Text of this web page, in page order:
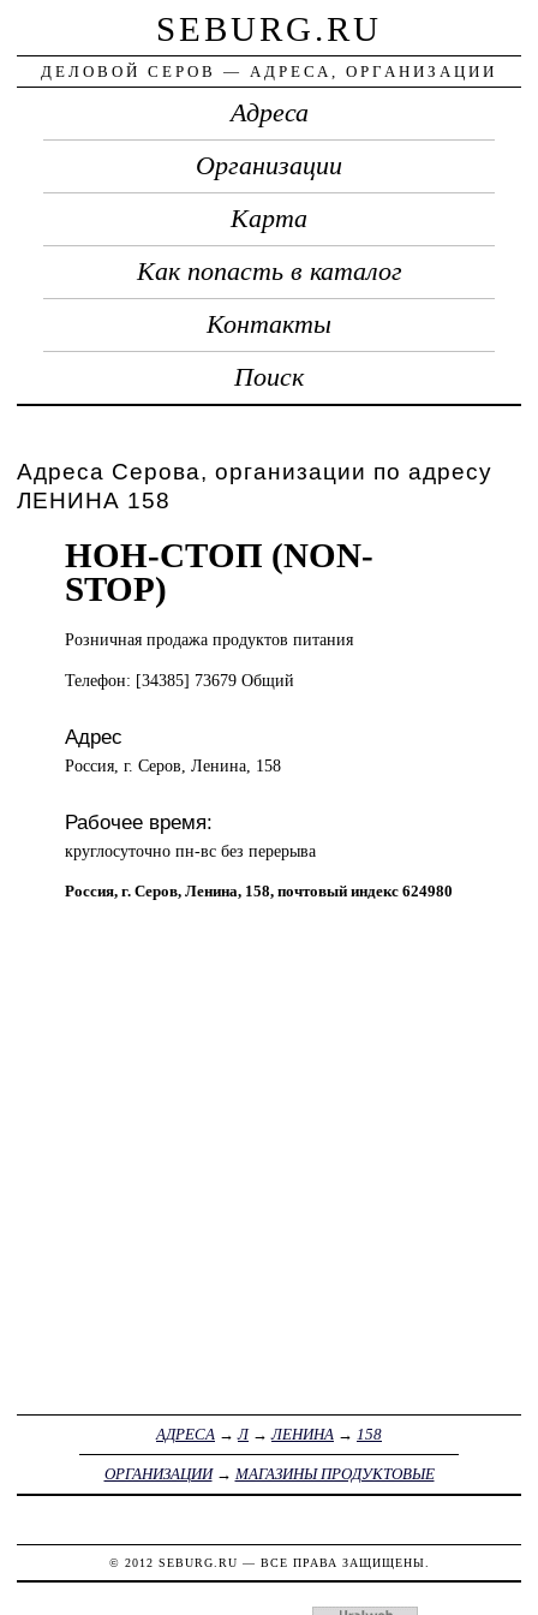
SEBURG.RU
ДЕЛОВОЙ СЕРОВ — АДРЕСА, ОРГАНИЗАЦИИ
Адреса
Организации
Карта
Как попасть в каталог
Контакты
Поиск
Адреса Серова, организации по адресу
ЛЕНИНА 158
НОН-СТОП (NON-
STOP)
Розничная продажапродуктов питания
Телефон: [34385] 73679 Общий
Адрес
Россия, г. Серов, Ленина, 158
Рабочее время:
круглосуточно пн-вс без перерыва
Россия, г. Серов, Ленина, 158, почтовый индекс 624980
АДРЕСА →Л→ЛЕНИНА → 158
ОРГАНИЗАЦИИ→ МАГАЗИНЫ ПРОДУКТОВЫЕ
© 2012 SEBURG.RU — ВСЕ ПРАВА ЗАЩИЩЕНЫ.